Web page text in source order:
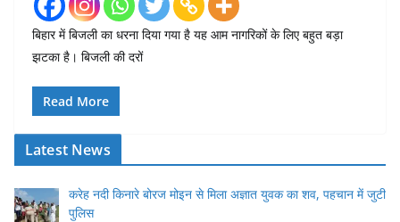
बिहार में बिजली का धरना दिया गया है यह आम नागरिकों के लिए बहुत बड़ा
झटका है। बिजली की दरों
Read More
Latest News
करेह नदी किनारे बोरज मोइन से मिला अज्ञात युवक का शव, पहचान में जुटी
पुलिस